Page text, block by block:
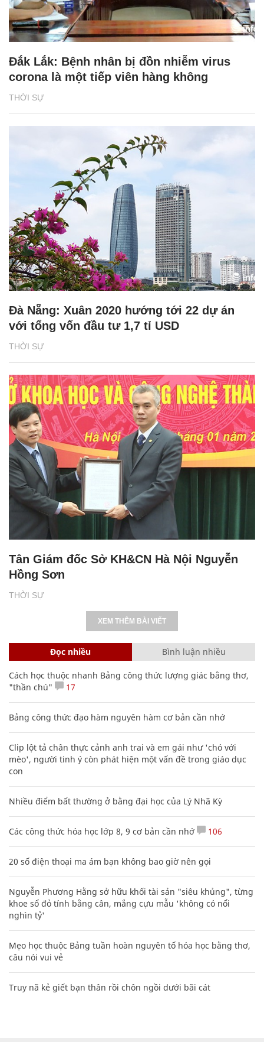
THỜI SỰ
Đắk Lắk: Bệnh nhân bị đồn nhiễm virus
corona là một tiếp viên hàng không
THỜI SỰ
Đà Nẵng: Xuân 2020 hướng tới 22 dự án
với tổng vốn đầu tư 1,7 tỉ USD
THỜI SỰ
Tân Giám đốc Sở KH&CN Hà Nội Nguyễn
Hồng Sơn
XEM THÊM BÀI VIẾT
Đọc nhiều Bình luận nhiều
Cách học thuộc nhanh Bảng công thức lượng giác bằng thơ,
"thần chú"
17
Bảng công thức đạo hàm nguyên hàm cơ bản cần nhớ
Clip lột tả chân thực cảnh anh trai và em gái như 'chó với
mèo', người tinh ý còn phát hiện một vấn đề trong giáo dục
con
Nhiều điểm bất thường ở bằng đại học của Lý Nhã Kỳ
Các công thức hóa học lớp 8, 9 cơ bản cần nhớ 106
20 số điện thoại ma ám bạn không bao giờ nên gọi
Nguyễn Phương Hằng sở hữu khối tài sản "siêu khủng", từng
khoe sổ đỏ tính bằng cân, mắng cựu mẫu 'không có nổi
nghìn tỷ'
Mẹo học thuộc Bảng tuần hoàn nguyên tố hóa học bằng thơ,
câu nói vui vẻ
Truy nã kẻ giết bạn thân rồi chôn ngồi dưới bãi cát